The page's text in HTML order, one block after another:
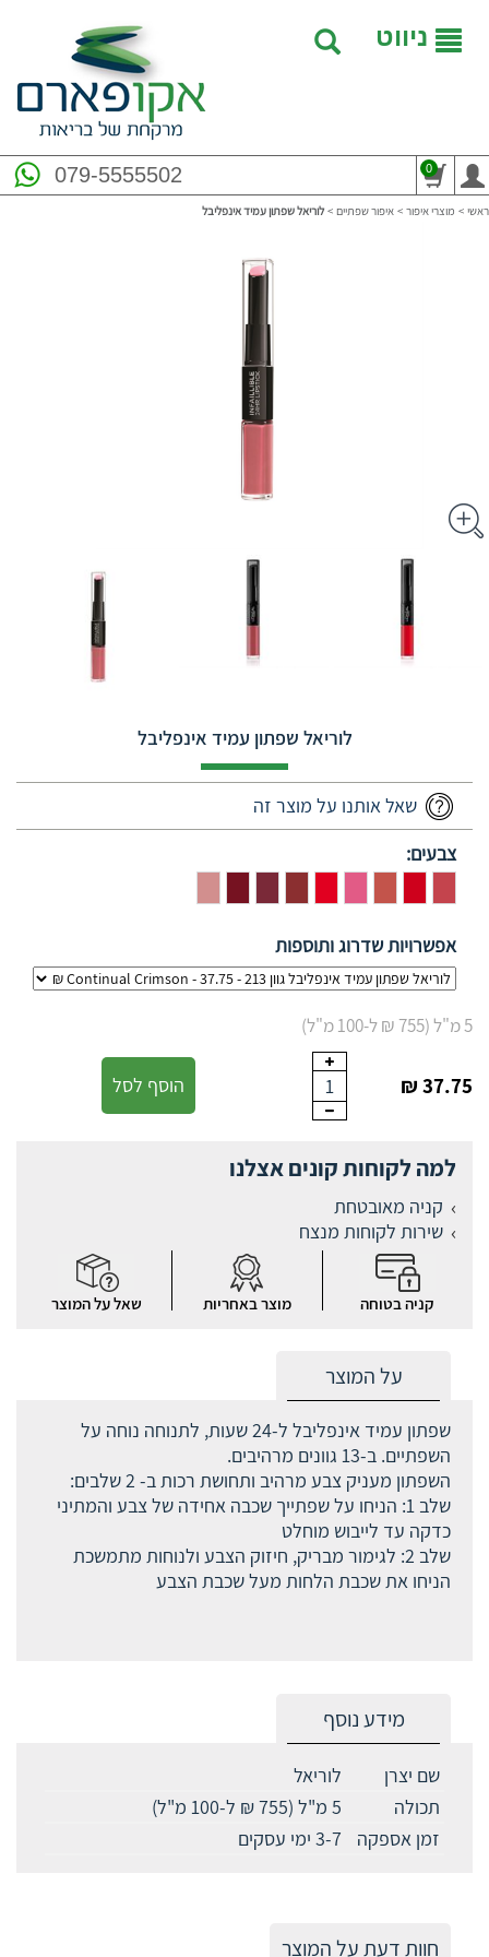
ניווט
079-5555502 0
ראשי > מוצרי איפור > איפור שפתיים > לוריאל שפתון עמיד אינפליבל
לוריאל שפתון עמיד אינפליבל
שאל אותנו על מוצר זה
צבעים:
אפשרויות שדרוג ותוספות
5 מ"ל (755 ₪ ל-100 מ"ל)
37.75 ₪
1 הוסף לסל
למה לקוחות קונים אצלנו
קניה מאובטחת
שירות לקוחות מנצח
קניה בטוחה מוצר באחריות שאל על המוצר
על המוצר
שפתון עמיד אינפליבל ל-24 שעות, לתנוחה נוחה על
השפתיים. ב-13 גוונים מרהיבים.
השפתון מעניק צבע מרהיב ותחושת רכות ב- 2 שלבים:
שלב 1: הניחו על שפתייך שכבה אחידה של צבע והמתיני
כדקה עד לייבוש מוחלט
שלב 2: לגימור מבריק, חיזוק הצבע ולנוחות מתמשכת
הניחו את שכבת הלחות מעל שכבת הצבע
מידע נוסף
שם יצרן
לוריאל
תכולה
5 מ"ל (755 ₪ ל-100 מ"ל)
זמן אספקה
3-7 ימי עסקים
חוות דעת על המוצר